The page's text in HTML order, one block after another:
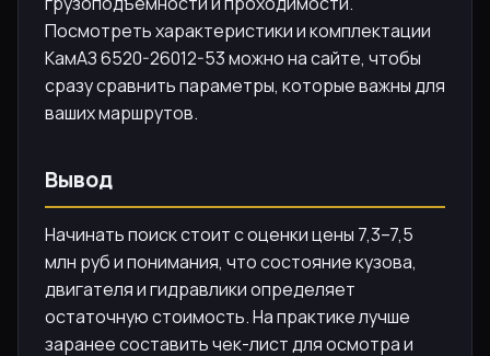
Посмотреть характеристики и комплектации
КамАЗ 6520-26012-53 можно на сайте, чтобы
сразу сравнить параметры, которые важны для
ваших маршрутов.
Вывод
Начинать поиск стоит с оценки цены 7,3–7,5
млн руб и понимания, что состояние кузова,
двигателя и гидравлики определяет
остаточную стоимость. На практике лучше
заранее составить чек-лист для осмотра и